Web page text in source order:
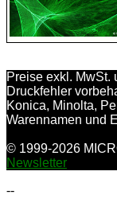
Preise exkl. MwSt.
Druckfehler
Konica, Minolta,
Warennamen und
© 1999-2026
Newsletter
--